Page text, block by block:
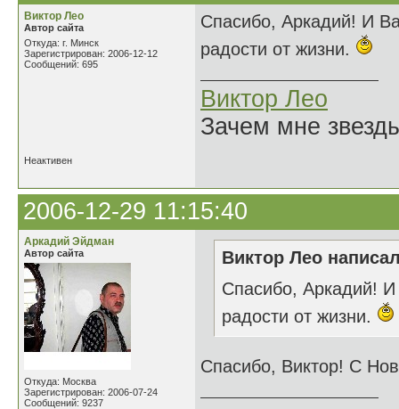
Виктор Лео
Автор сайта
Откуда: г. Минск
Зарегистрирован: 2006-12-12
Сообщений: 695
Спасибо, Аркадий! И
радости от жизни.
Виктор Лео
Зачем мне
Неактивен
2006-12-29 11:15:40
Аркадий Эйдман
Автор сайта
Откуда: Москва
Зарегистрирован: 2006-07-24
Сообщений: 9237
Виктор Лео
Спасибо, Аркадий!
радости от жизни.
Спасибо, Виктор! С